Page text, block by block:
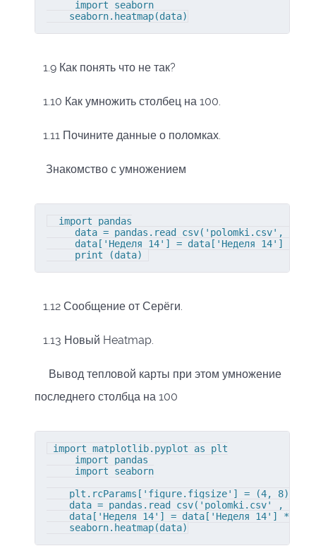
     import seaborn
    seaborn.heatmap(data)
1.9 Как понять что не так?
1.10 Как умножить столбец на 100.
1.11 Почините данные о поломках.
Знакомство с умножением
  import pandas
data = pandas.read_csv('polomki.csv',
data['Неделя 14'] = data['Неделя 14'] *
     print (data)
1.12 Сообщение от Серёги.
1.13 Новый Heatmap.
Вывод тепловой карты при этом умножение
последнего столбца на 100
import matplotlib.pyplot as plt
     import pandas
     import seaborn
plt.rcParams['figure.figsize'] = (4, 8) #
data = pandas.read_csv('polomki.csv' ,
    data['Неделя 14'] = data['Неделя 14'] * 100
    seaborn.heatmap(data)